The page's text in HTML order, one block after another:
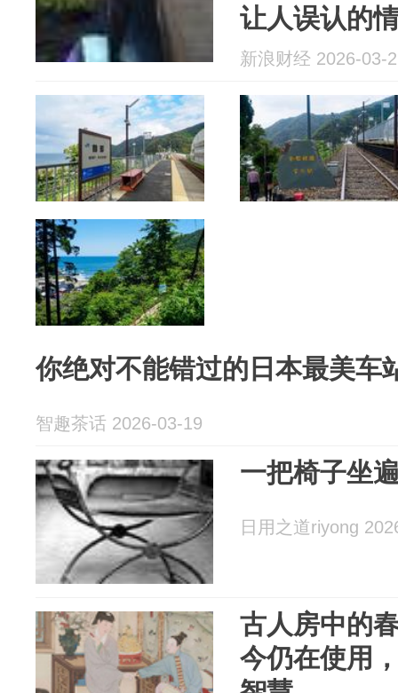
让人误认的
新浪财经 2026-03-
你绝对不能错过的日本最美
智趣茶话 2026-03-19
一把椅子坐
日用之道riyong
古人房中的
今仍在使用